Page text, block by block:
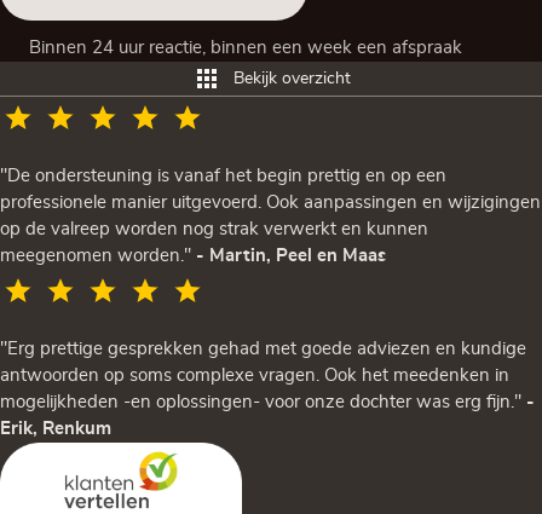
Binnen 24 uur reactie, binnen een week een afspraak
Bekijk overzicht
"De ondersteuning is vanaf het begin prettig en op een
professionele manier uitgevoerd. Ook aanpassingen en wijzigingen
op de valreep worden nog strak verwerkt en kunnen
meegenomen worden." - Martin, Peel en Maas
"Erg prettige gesprekken gehad met goede adviezen en kundige
antwoorden op soms complexe vragen. Ook het meedenken in
mogelijkheden -en oplossingen- voor onze dochter was erg fijn." -
Erik, Renkum